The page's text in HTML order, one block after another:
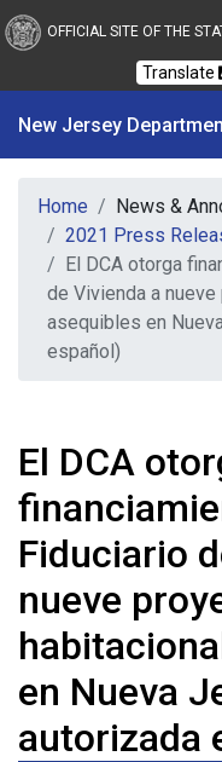
Skip to main content
NewOFFICIAL SITE OF THE
Translate
New Jersey
Home News &
2021 Press
El DCA otorga
de Vivienda a
asequibles en
español)
El DCA
Fiduciario
nueve
en Nueva
autorizada